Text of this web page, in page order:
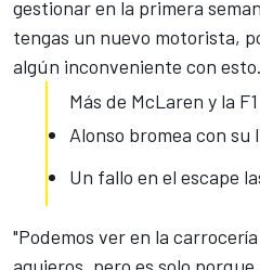
gestionar en la primera
tengas un nuevo motorista,
algún inconveniente con
Más de McLaren y la F1
Alonso bromea con
Un fallo en el escape
"Podemos ver en la